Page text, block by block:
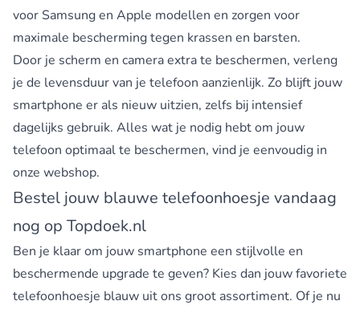
voor Samsung en Apple modellen en zorgen voor
maximale bescherming tegen krassen en barsten.
Door je scherm en camera extra te beschermen, verleng
je de levensduur van je telefoon aanzienlijk. Zo blijft jouw
smartphone er als nieuw uitzien, zelfs bij intensief
dagelijks gebruik. Alles wat je nodig hebt om jouw
telefoon optimaal te beschermen, vind je eenvoudig in
onze webshop.
Bestel jouw blauwe telefoonhoesje vandaag
nog op Topdoek.nl
Ben je klaar om jouw smartphone een stijlvolle en
beschermende upgrade te geven? Kies dan jouw favoriete
telefoonhoesje blauw uit ons groot assortiment. Of je nu